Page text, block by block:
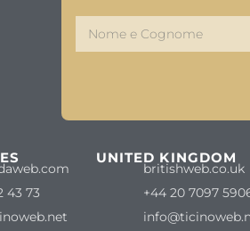
43 73
UNITED KINGDOM
britishweb.co.uk
+44 20 7097